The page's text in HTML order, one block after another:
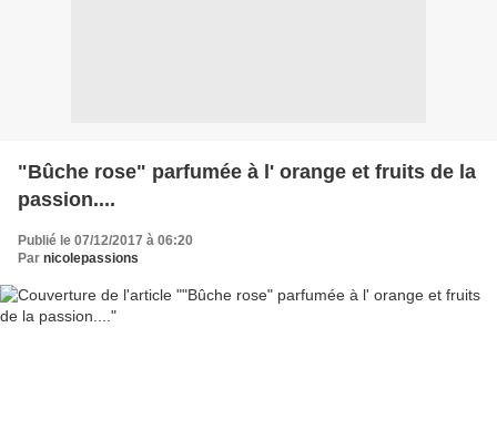
"Bûche rose" parfumée à l' orange et fruits de la
passion....
Publié le 07/12/2017 à 06:20
Par nicolepassions